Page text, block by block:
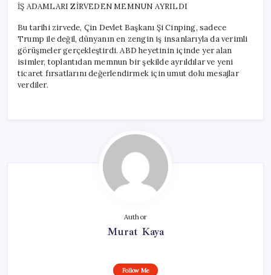
İŞ ADAMLARI ZİRVEDEN MEMNUN AYRILDI
Bu tarihi zirvede, Çin Devlet Başkanı Şi Cinping, sadece
Trump ile değil, dünyanın en zengin iş insanlarıyla da verimli
görüşmeler gerçekleştirdi. ABD heyetinin içinde yer alan
isimler, toplantıdan memnun bir şekilde ayrıldılar ve yeni
ticaret fırsatlarını değerlendirmek için umut dolu mesajlar
verdiler.
Author
Murat Kaya
Follow Me